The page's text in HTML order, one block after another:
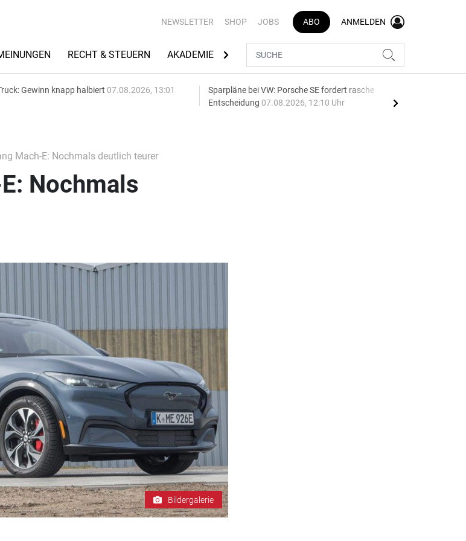
NEWSLETTER SHOP JOBS ABO ANMELDEN
RECHT & STEUERN AKADEMIE AUTOMARKEN
Gewinn knapp halbiert 07.08.2026, 13:01
Sparpläne bei VW: Porsche SE fordert rasche
Entscheidung 07.08.2026, 12:10 Uhr
Mach-E: Nochmals deutlich teurer
Nochmals
Bildergalerie